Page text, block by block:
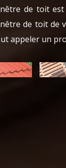
de toit
de toit de
appeler un